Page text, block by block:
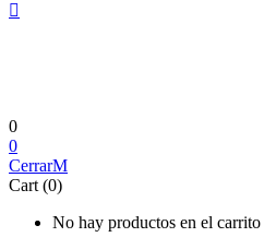
0
0
Cerrar
Cart (0)
No hay productos en el carrito